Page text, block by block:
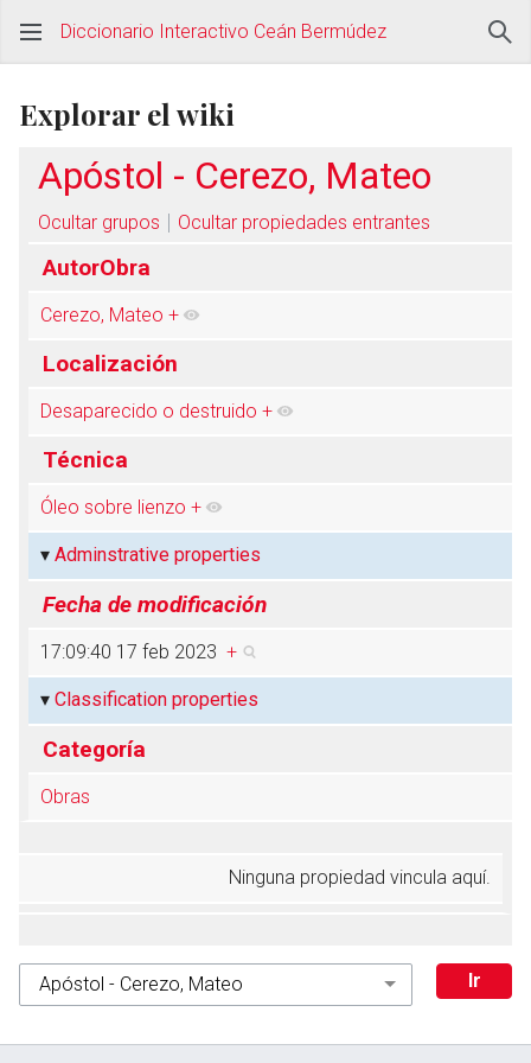
Diccionario Interactivo Ceán Bermúdez
Explorar el wiki
Apóstol - Cerezo, Mateo
Ocultar grupos Ocultar propiedades entrantes
AutorObra
Cerezo, Mateo +
Localización
Desaparecido o destruido +
Técnica
Óleo sobre lienzo +
Adminstrative properties
Fecha de modificación
17:09:40 17 feb 2023 +
Classification properties
Categoría
Obras
Ninguna propiedad vincula aquí.